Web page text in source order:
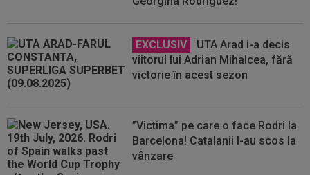
EXCLUSIV
UTA Arad i-a decis
viitorul lui Adrian Mihalcea, fără
victorie în acest sezon
”Victima” pe care o face Rodri la
Barcelona! Catalanii l-au scos la
vânzare